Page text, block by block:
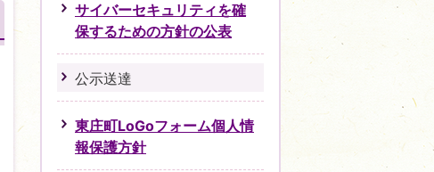
サイバーセキュリティを確
保するための方針の公表
公示送達
東庄町LoGoフォーム個人情
報保護方針